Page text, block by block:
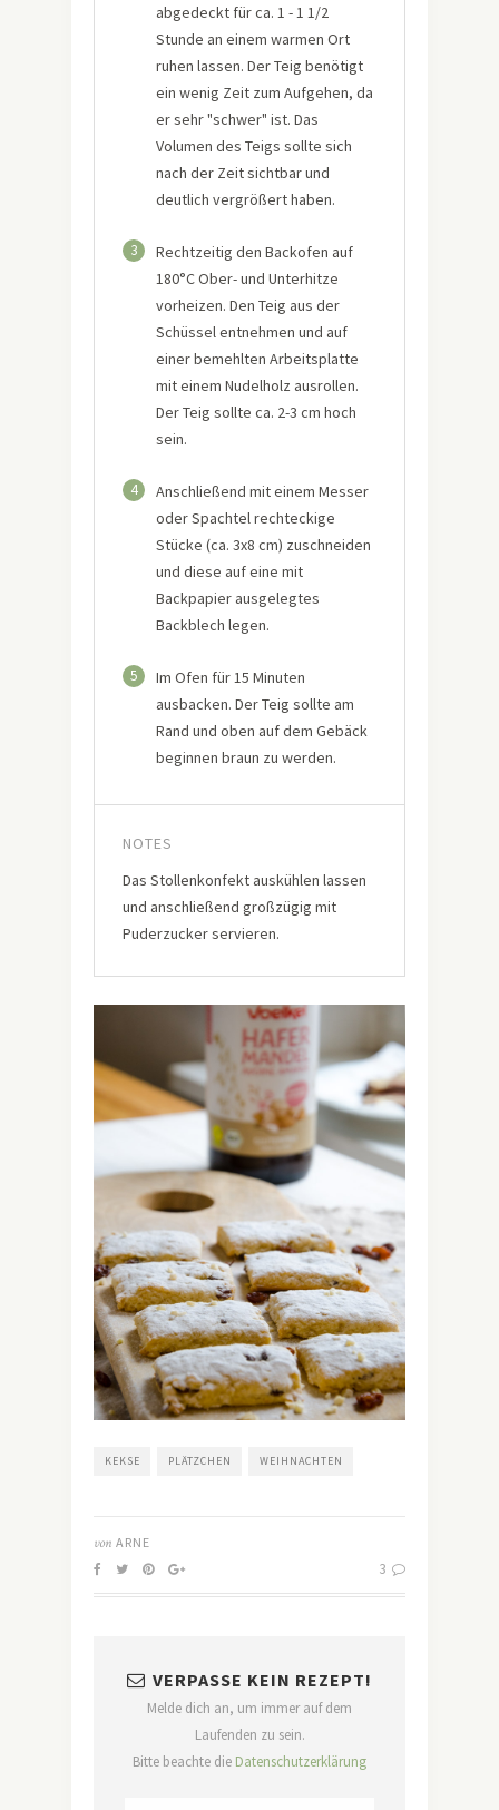
abgedeckt für ca. 1 - 1 1/2
Stunde an einem warmen Ort
ruhen lassen. Der Teig benötigt
ein wenig Zeit zum Aufgehen, da
er sehr "schwer" ist. Das
Volumen des Teigs sollte sich
nach der Zeit sichtbar und
deutlich vergrößert haben.
3
Rechtzeitig den Backofen auf
180°C Ober- und Unterhitze
vorheizen. Den Teig aus der
Schüssel entnehmen und auf
einer bemehlten Arbeitsplatte
mit einem Nudelholz ausrollen.
Der Teig sollte ca. 2-3 cm hoch
sein.
4
Anschließend mit einem Messer
oder Spachtel rechteckige
Stücke (ca. 3x8 cm) zuschneiden
und diese auf eine mit
Backpapier ausgelegtes
Backblech legen.
5
Im Ofen für 15 Minuten
ausbacken. Der Teig sollte am
Rand und oben auf dem Gebäck
beginnen braun zu werden.
NOTES
Das Stollenkonfekt auskühlen lassen
und anschließend großzügig mit
Puderzucker servieren.
KEKSE PLÄTZCHEN WEIHNACHTEN
von ARNE
3
VERPASSE KEIN REZEPT!
Melde dich an, um immer auf dem
Laufenden zu sein.
Bitte beachte die Datenschutzerklärung